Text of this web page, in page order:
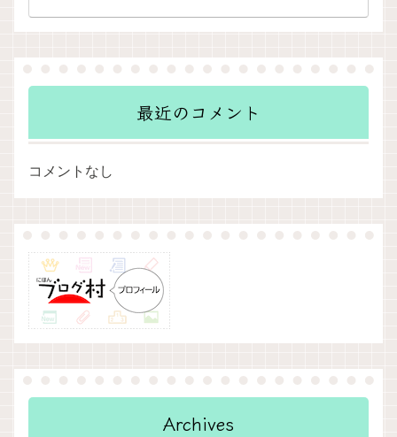
最近のコメント
コメントなし
Archives